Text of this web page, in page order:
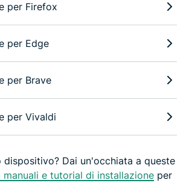
per Firefox
per Edge
per Brave
per Vivaldi
Dai un'occhiata a queste
e tutorial di installazione per